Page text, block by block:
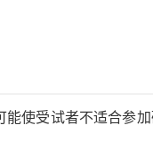
使受试者不适合参